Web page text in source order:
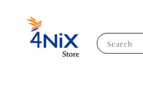
Search